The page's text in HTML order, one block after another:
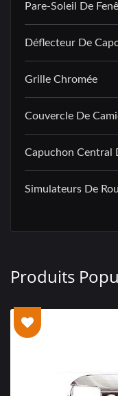
Pare-Soleil De
Déflecteur De
Grille Chromée
Couvercle De
Capuchon Central
Simulateurs De
Produits